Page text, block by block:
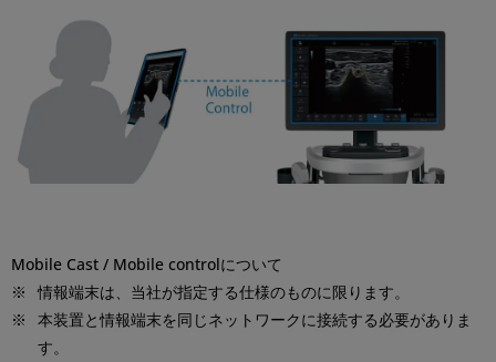
Mobile Cast / Mobile controlについて
※
情報端末は、当社が指定する仕様のものに限ります。
※
本装置と情報端末を同じネットワークに接続する必要がありま
す。